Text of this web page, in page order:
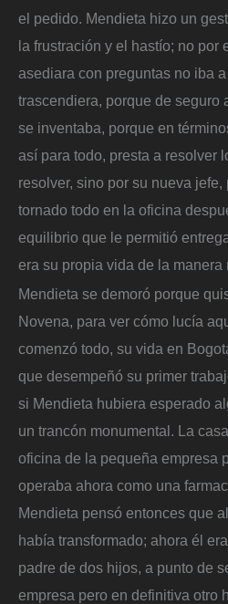
el pedido. Mendieta hizo un
la frustración y el hastío; no por
asediara con preguntas no iba
trascendiera, porque de seguro
se inventaba, porque en
así para todo, presta a resolver
resolver, sino por su nueva
tornado todo en la oficina
equilibrio que le permitió
era su propia vida de la manera
Mendieta se demoró porque
Novena, para ver cómo lucía
comenzó todo, su vida en
que desempeñó su primer
si Mendieta hubiera esperado
un trancón monumental. La
oficina de la pequeña empresa
operaba ahora como una
Mendieta pensó entonces que
había transformado; ahora él
padre de dos hijos, a punto de
empresa pero en definitiva otro